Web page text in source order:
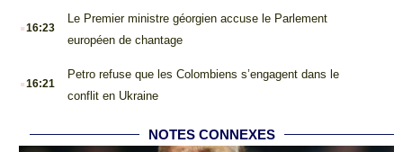
.16:23
Le Premier ministre géorgien accuse le Parlement
européen de chantage
.16:21
Petro refuse que les Colombiens s’engagent dans le
conflit en Ukraine
NOTES CONNEXES